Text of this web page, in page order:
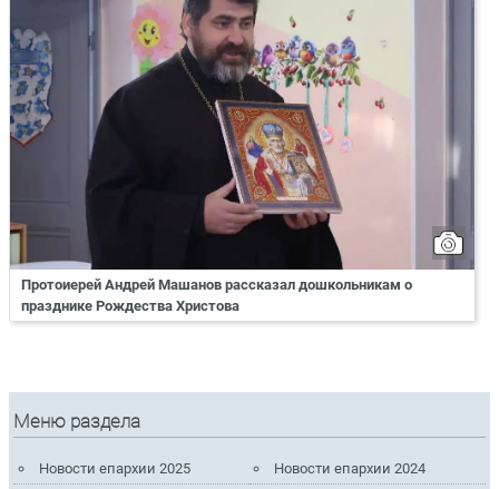
Протоиерей Андрей Машанов рассказал дошкольникам о
празднике Рождества Христова
Меню раздела
Новости епархии 2025
Новости епархии 2024